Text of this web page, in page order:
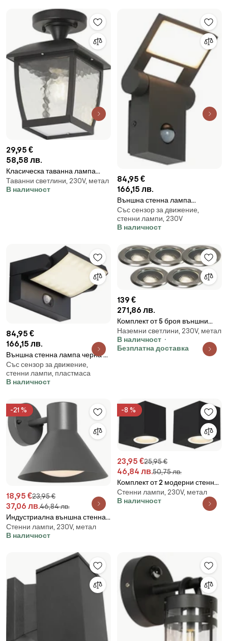
29,95 €
58,58 лв.
Класическа таванна лампа
черна IP44 - Leuven
Таванни светлини, 230V, метал
В наличност
84,95 €
166,15 лв.
Външна стенна лампа
антрацит с LED IP54 с датчик за
движение - Zane
Със сензор за движение,
стенни лампи, 230V
В наличност
84,95 €
166,15 лв.
Външна стенна лампа черна с
LED IP54 със соларен сензор за
движение - Judge
Със сензор за движение,
стенни лампи, пластмаса
В наличност
139 €
271,86 лв.
Комплект от 5 броя външни
прожектора неръждаема
стомана IP65 - Delux
Наземни светлини, 230V, метал
В наличност
Безплатна доставка
-21 %
18,95 €23,95 €
37,06 лв.46,84 лв.
Индустриална външна стенна
лампа тъмно сив конус IP44 -
Natas
Стенни лампи, 230V, метал
В наличност
-8 %
23,95 €25,95 €
46,84 лв.50,75 лв.
Комплект от 2 модерни стенни
лампи черни IP44 - Baleno
Стенни лампи, 230V, метал
В наличност